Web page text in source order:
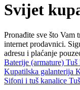
Svijet
Pronađite sve što Vam
internet prodavnici.
adresu i plaćanje
Baterije (armature) Tuš
Kupatilska galanterija
Sifoni i tuš kanalice